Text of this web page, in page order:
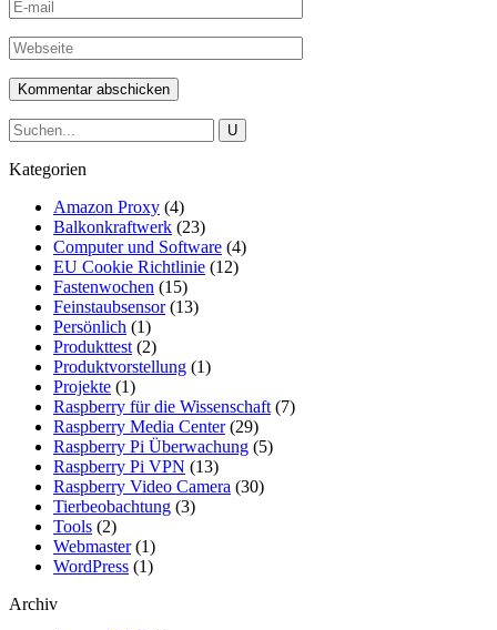
Kategorien
Amazon Proxy (4)
Balkonkraftwerk (23)
Computer und Software (4)
EU Cookie Richtlinie (12)
Fastenwochen (15)
Feinstaubsensor(13)
Persönlich (1)
Produkttest (2)
Produktvorstellung (1)
Projekte (1)
Raspberry für die Wissenschaft (7)
Raspberry Media Center(29)
Raspberry Pi Überwachung (5)
Raspberry Pi VPN (13)
Raspberry Video Camera (30)
Tierbeobachtung (3)
Tools (2)
Webmaster(1)
WordPress (1)
Archiv